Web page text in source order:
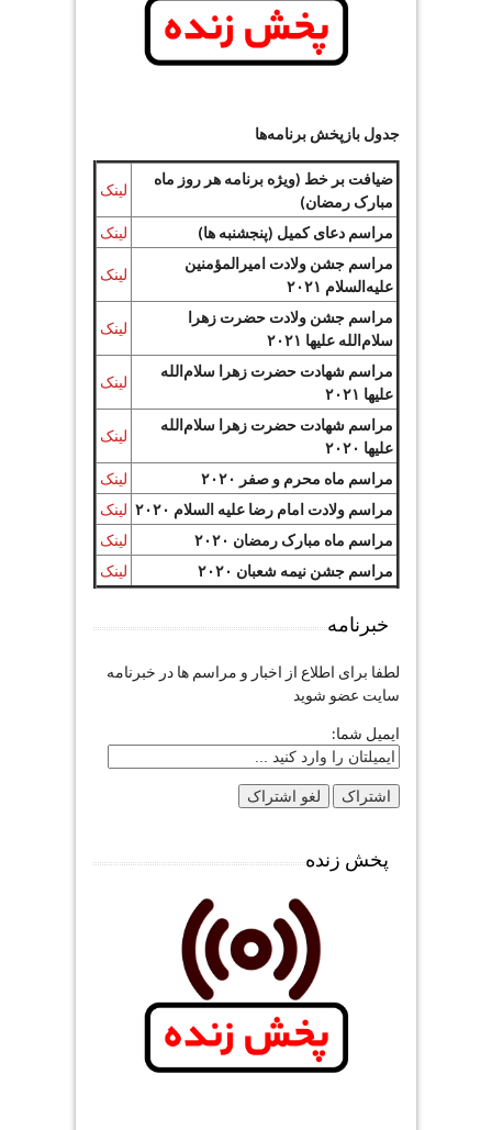
جدول بازپخش برنامه‌ها
ضیافت بر خط (ویژه برنامه هر روز ماه
مبارک رمضان)
لینک
مراسم دعای کمیل (پنجشنبه ها)
لینک
مراسم جشن ولادت امیرالمؤمنین
علیه‌السلام ۲۰۲۱
لینک
مراسم جشن ولادت حضرت زهرا
سلام‌الله علیها ۲۰۲۱
لینک
مراسم شهادت حضرت زهرا سلام‌الله
علیها ۲۰۲۱
لینک
مراسم شهادت حضرت زهرا سلام‌الله
علیها ۲۰۲۰
لینک
مراسم ماه محرم و صفر ۲۰۲۰
لینک
مراسم ولادت امام رضا علیه السلام ۲۰۲۰
لینک
مراسم ماه مبارک رمضان ۲۰۲۰
لینک
مراسم جشن نیمه شعبان ۲۰۲۰
لینک
خبرنامه
لطفا برای اطلاع از اخبار و مراسم ها در خبرنامه
سایت عضو شوید
ایمیل شما:
پخش زنده